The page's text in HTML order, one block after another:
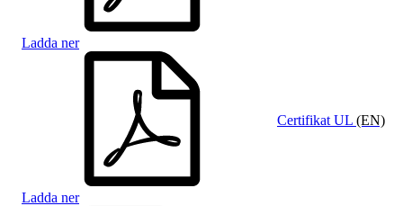
Ladda ner
Certifikat UL (EN)
Ladda ner